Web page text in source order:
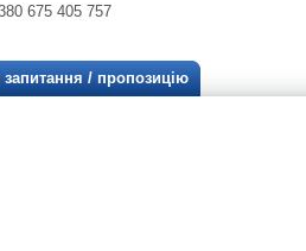
675 405 757
запитання / пропозицію